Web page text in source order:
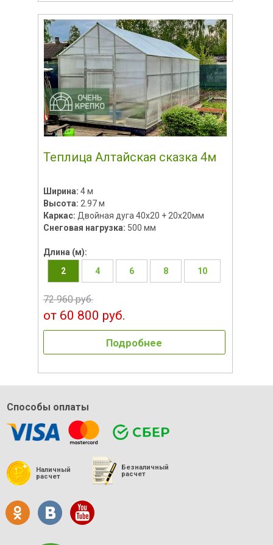
Теплица Алтайская сказка 4м
Ширина: 4 м
Высота: 2.97 м
Каркас: Двойная дуга 40х20 + 20х20мм
Снеговая нагрузка: 500 мм
Длина (м):
2
4 6 8 10
72 960 руб.
от 60 800 руб.
Подробнее
Способы оплаты
Наличный
расчет
Безналичный
расчет